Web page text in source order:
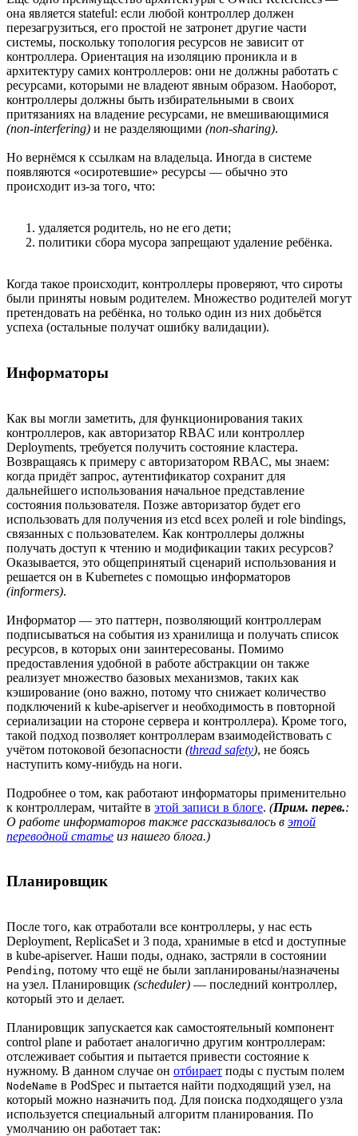
она является stateful: если любой контроллер должен
перезагрузиться, его простой не затронет другие части
системы, поскольку топология ресурсов не зависит от
контроллера. Ориентация на изоляцию проникла и в
архитектуру самих контроллеров: они не должны работать с
ресурсами, которыми не владеют явным образом. Наоборот,
контроллеры должны быть избирательными в своих
притязаниях на владение ресурсами, не вмешивающимися
(non-interfering) и не разделяющими (non-sharing).
Но вернёмся к ссылкам на владельца. Иногда в системе
появляются «осиротевшие» ресурсы — обычно это
происходит из-за того, что:
удаляется родитель, но не его дети;
политики сбора мусора запрещают удаление ребёнка.
Когда такое происходит, контроллеры проверяют, что сироты
были приняты новым родителем. Множество родителей могут
претендовать на ребёнка, но только один из них добьётся
успеха (остальные получат ошибку валидации).
Информаторы
Как вы могли заметить, для функционирования таких
контроллеров, как авторизатор RBAC или контроллер
Deployments, требуется получить состояние кластера.
Возвращаясь к примеру с авторизатором RBAC, мы знаем:
когда придёт запрос, аутентификатор сохранит для
дальнейшего использования начальное представление
состояния пользователя. Позже авторизатор будет его
использовать для получения из etcd всех ролей и role bindings,
связанных с пользователем. Как контроллеры должны
получать доступ к чтению и модификации таких ресурсов?
Оказывается, это общепринятый сценарий использования и
решается он в Kubernetes с помощью информаторов
(informers).
Информатор — это паттерн, позволяющий контроллерам
подписываться на события из хранилища и получать список
ресурсов, в которых они заинтересованы. Помимо
предоставления удобной в работе абстракции он также
реализует множество базовых механизмов, таких как
кэширование (оно важно, потому что снижает количество
подключений к kube-apiserver и необходимость в повторной
сериализации на стороне сервера и контроллера). Кроме того,
такой подход позволяет контроллерам взаимодействовать с
учётом потоковой безопасности (thread safety), не боясь
наступить кому-нибудь на ноги.
Подробнее о том, как работают информаторы применительно
к контроллерам, читайте в этой записи в блоге. (Прим. перев.:
О работе информаторов также рассказывалось в этой
переводной статье из нашего блога.)
Планировщик
После того, как отработали все контроллеры, у нас есть
Deployment, ReplicaSet и 3 пода, хранимые в etcd и доступные
в kube-apiserver. Наши поды, однако, застряли в состоянии
Pending, потому что ещё не были запланированы/назначены
на узел. Планировщик (scheduler) — последний контроллер,
который это и делает.
Планировщик запускается как самостоятельный компонент
control plane и работает аналогично другим контроллерам:
отслеживает события и пытается привести состояние к
нужному. В данном случае он отбирает поды с пустым полем
NodeName в PodSpec и пытается найти подходящий узел, на
который можно назначить под. Для поиска подходящего узла
используется специальный алгоритм планирования. По
умолчанию он работает так: